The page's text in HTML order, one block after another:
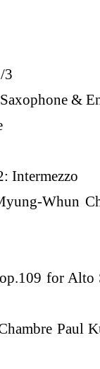
3
&
Intermezzo
Whun
for Alto
Paul